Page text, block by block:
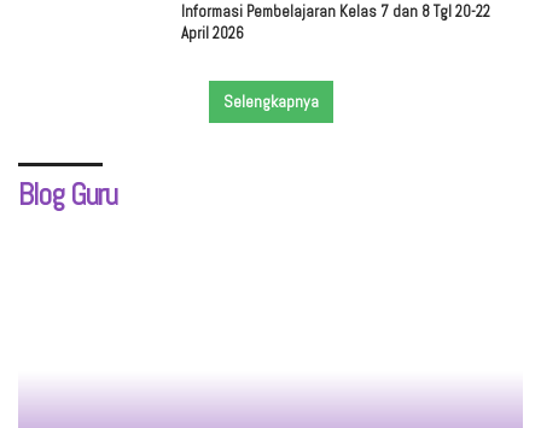
Informasi Pembelajaran Kelas 7 dan 8 Tgl 20-22
April 2026
Selengkapnya
Blog Guru